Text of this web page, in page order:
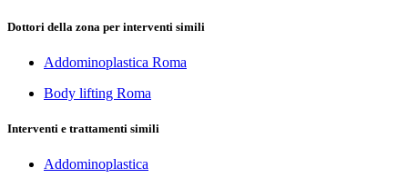
Dottori della zona per interventi simili
Addominoplastica Roma
Body lifting Roma
Interventi e trattamenti simili
Addominoplastica